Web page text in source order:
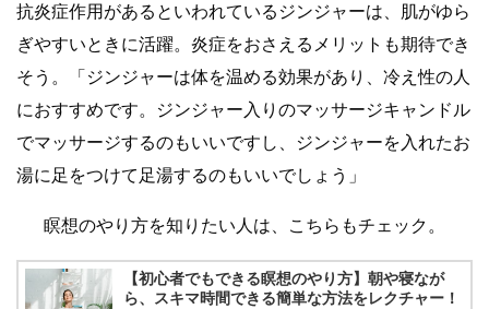
抗炎症作用があるといわれているジンジャーは、肌がゆら
ぎやすいときに活躍。炎症をおさえるメリットも期待でき
そう。「ジンジャーは体を温める効果があり、冷え性の人
におすすめです。ジンジャー入りのマッサージキャンドル
でマッサージするのもいいですし、ジンジャーを入れたお
湯に足をつけて足湯するのもいいでしょう」
瞑想のやり方を知りたい人は、こちらもチェック。
【初心者でもできる瞑想のやり方】朝や寝なが
ら、スキマ時間できる簡単な方法をレクチャー！